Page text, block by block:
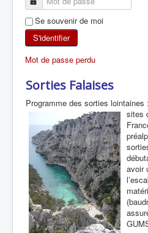
ALPINISME
SKI DE RANDONNÉE
RANDONNÉE PÉDESTRE
RANDONNÉE SPORTIVE
Se souvenir de moi
S'identifier
Mot de passe perdu
Sorties Falaises
Programme des sorties
sites
avoir